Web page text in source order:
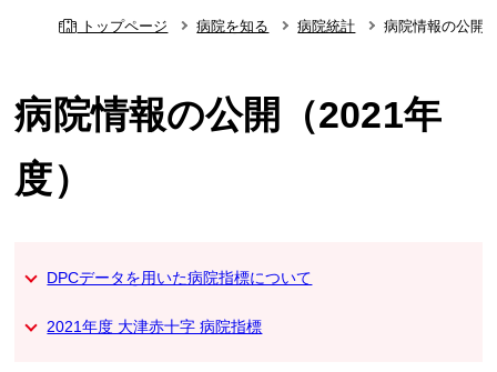
トップページ 病院を知る 病院統計 病院情報の公開
病院情報の公開（2021年
度）
DPCデータを用いた病院指標について
2021年度 大津赤十字 病院指標